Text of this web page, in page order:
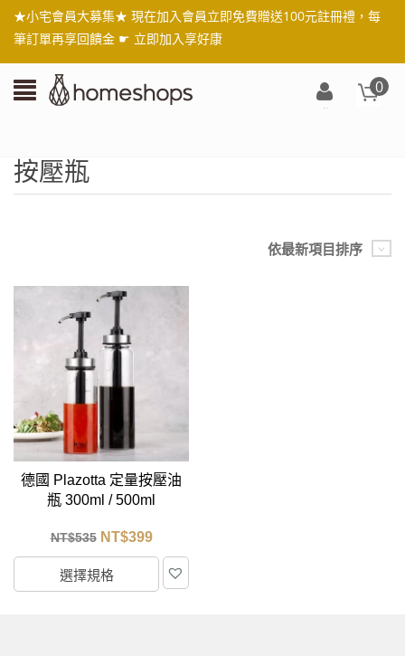
★小宅會員大募集★ 現在加入會員立即免費贈送100元註冊禮，每
筆訂單再享回饋金 ☛ 立即加入享好康
0
按壓瓶
依最新項目排序
德國 Plazotta 定量按壓油
瓶 300ml / 500ml
NT$535 NT$399
選擇規格